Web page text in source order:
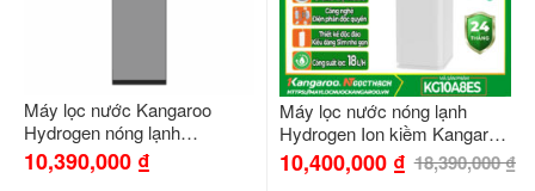
Máy lọc nước Kangaroo
Hydrogen nóng lạnh
KG12S26H3
10,390,000 ₫
Máy lọc nước nóng lạnh
Hydrogen Ion kiềm Kangaroo
KG10A8ES
10,400,000 ₫ 18,390,000₫